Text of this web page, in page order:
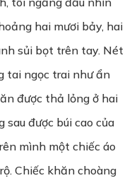
hai mươi bảy, hai
sủi bọt trên tay. Nét
tai ngọc trai như ẩn
được thả lỏng ở hai
được búi cao của
mình một chiếc áo
Chiếc khăn choàng